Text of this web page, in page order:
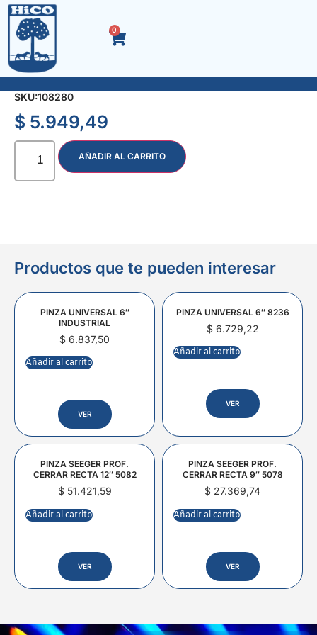
0
PUNZON SACA-ESPIGA 3.97 mm 5/32 3940
SKU:108280
$ 5.949,49
AÑADIR AL CARRITO
Productos que te pueden interesar
PINZA UNIVERSAL 6″
INDUSTRIAL
$ 6.837,50
Añadir al carrito
VER
PINZA UNIVERSAL 6″ 8236
$6.729,22
Añadir al carrito
VER
PINZA SEEGER PROF.
CERRAR RECTA 12″ 5082
$51.421,59
Añadir al carrito
VER
PINZA SEEGER PROF.
CERRAR RECTA 9″ 5078
$ 27.369,74
Añadir al carrito
VER